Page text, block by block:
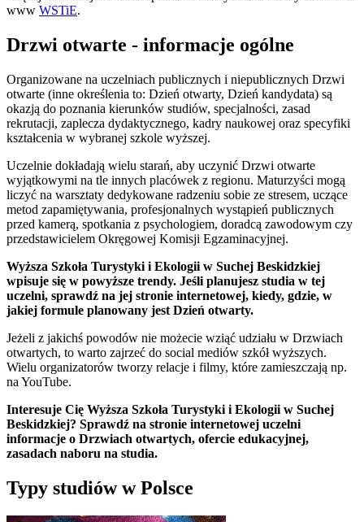
www WSTiE.
Drzwi otwarte - informacje ogólne
Organizowane na uczelniach publicznych i niepublicznych Drzwi
otwarte (inne określenia to: Dzień otwarty, Dzień kandydata) są
okazją do poznania kierunków studiów, specjalności, zasad
rekrutacji, zaplecza dydaktycznego, kadry naukowej oraz specyfiki
kształcenia w wybranej szkole wyższej.
Uczelnie dokładają wielu starań, aby uczynić Drzwi otwarte
wyjątkowymi na tle innych placówek z regionu. Maturzyści mogą
liczyć na warsztaty dedykowane radzeniu sobie ze stresem, uczące
metod zapamiętywania, profesjonalnych wystąpień publicznych
przed kamerą, spotkania z psychologiem, doradcą zawodowym czy
przedstawicielem Okręgowej Komisji Egzaminacyjnej.
Wyższa Szkoła Turystyki i Ekologii w Suchej Beskidzkiej
wpisuje się w powyższe trendy. Jeśli planujesz studia w tej
uczelni, sprawdź na jej stronie internetowej, kiedy, gdzie, w
jakiej formule planowany jest Dzień otwarty.
Jeżeli z jakichś powodów nie możecie wziąć udziału w Drzwiach
otwartych, to warto zajrzeć do social mediów szkół wyższych.
Wielu organizatorów tworzy relacje i filmy, które zamieszczają np.
na YouTube.
Interesuje Cię Wyższa Szkoła Turystyki i Ekologii w Suchej
Beskidzkiej? Sprawdź na stronie internetowej uczelni
informacje o Drzwiach otwartych, ofercie edukacyjnej,
zasadach naboru na studia.
Typy studiów w Polsce